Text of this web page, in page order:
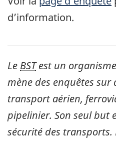
d’information.
Le BSTest un
mène des enquêtes sur
transport aérien,
pipelinier. Son seul but
sécurité des transports.